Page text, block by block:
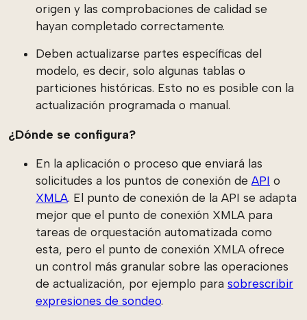
origen y las comprobaciones de calidad se
hayan completado correctamente.
Deben actualizarse partes específicas del
modelo, es decir, solo algunas tablas o
particiones históricas. Esto no es posible con la
actualización programada o manual.
¿Dónde se configura?
En la aplicación o proceso que enviará las
solicitudes a los puntos de conexión de API o
XMLA. El punto de conexión de la API se adapta
mejor que el punto de conexión XMLA para
tareas de orquestación automatizada como
esta, pero el punto de conexión XMLA ofrece
un control más granular sobre las operaciones
de actualización, por ejemplo para sobrescribir
expresiones de sondeo.